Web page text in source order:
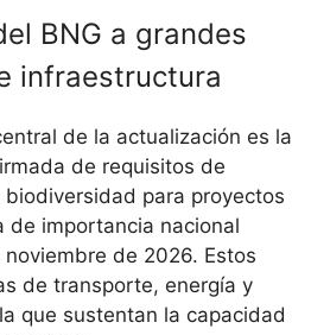
BNG a grandes
infraestructura
de la actualización es la
de requisitos de
para proyectos
de importancia nacional
de 2026. Estos
de transporte, energía y
que sustentan la capacidad